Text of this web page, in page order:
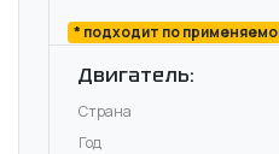
* подходит по
Двигатель:
Страна
Год